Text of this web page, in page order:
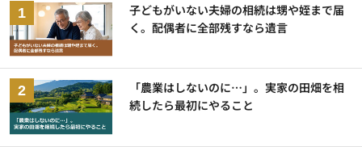
子どもがいない夫婦の相続は甥や姪まで届
く。配偶者に全部残すなら遺言
「農業はしないのに…」。実家の田畑を相
続したら最初にやること